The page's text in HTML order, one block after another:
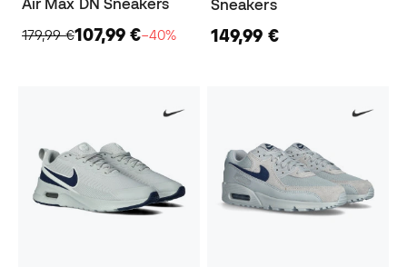
179,99 €107,99 €−40%
Sneakers
149,99 €